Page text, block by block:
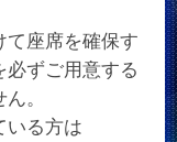
て座席を確保す
必ずご用意する
。
いる方は